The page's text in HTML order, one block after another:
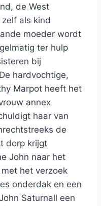
de West
als kind
moeder wordt
ter hulp
bij
hardvochtige,
Marpot heeft het
annex
haar van
de
dorp krijgt
John naar het
het verzoek
onderdak en een
Saturnall een